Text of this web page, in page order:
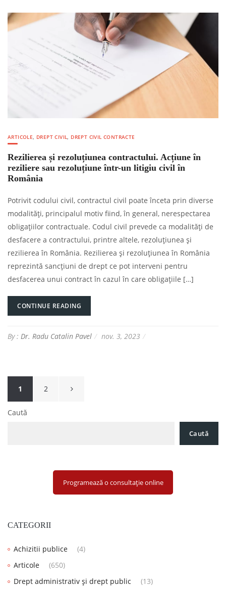
ARTICOLE, DREPT CIVIL, DREPT CIVIL CONTRACTE
Rezilierea și rezoluțiunea contractului. Acțiune în
reziliere sau rezoluțiune într-un litigiu civil în
România
Potrivit codului civil, contractul civil poate înceta prin diverse
modalități, principalul motiv fiind, în general, nerespectarea
obligațiilor contractuale. Codul civil prevede ca modalități de
desfacere a contractului, printre altele, rezoluțiunea și
rezilierea în România. Rezilierea și rezoluțiunea în România
reprezintă sancțiuni de drept ce pot interveni pentru
desfacerea unui contract în cazul în care obligațiile […]
CONTINUE READING
By : Dr. Radu Catalin Pavel nov. 3, 2023
Paginație
articole
1 2
Caută
Caută
Programează o consultație online
CATEGORII
Achizitii publice
(4)
Articole
(650)
Drept administrativ și drept public
(13)